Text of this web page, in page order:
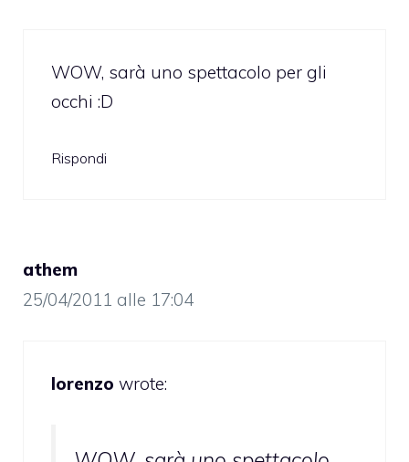
WOW, sarà uno spettacolo per gli
occhi :D
Rispondi
athem
25/04/2011 alle 17:04
lorenzo wrote: